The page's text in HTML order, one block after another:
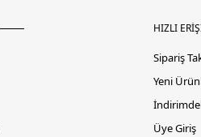
HIZLI
Sipariş
Yeni
Üye Giriş